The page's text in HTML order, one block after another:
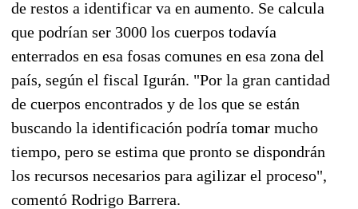
de restos a identificar va en aumento. Se calcula
que podrían ser 3000 los cuerpos todavía
enterrados en esa fosas comunes en esa zona del
país, según el fiscal Igurán. "Por la gran cantidad
de cuerpos encontrados y de los que se están
buscando la identificación podría tomar mucho
tiempo, pero se estima que pronto se dispondrán
los recursos necesarios para agilizar el proceso",
comentó Rodrigo Barrera.